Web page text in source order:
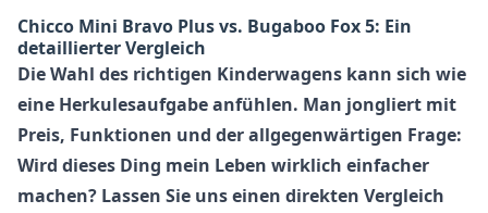
Chicco Mini Bravo Plus vs. Bugaboo Fox 5: Ein
detaillierter Vergleich
Die Wahl des richtigen Kinderwagens kann sich wie
eine Herkulesaufgabe anfühlen. Man jongliert mit
Preis, Funktionen und der allgegenwärtigen Frage:
Wird dieses Ding mein Leben wirklich einfacher
machen? Lassen Sie uns einen direkten Vergleich